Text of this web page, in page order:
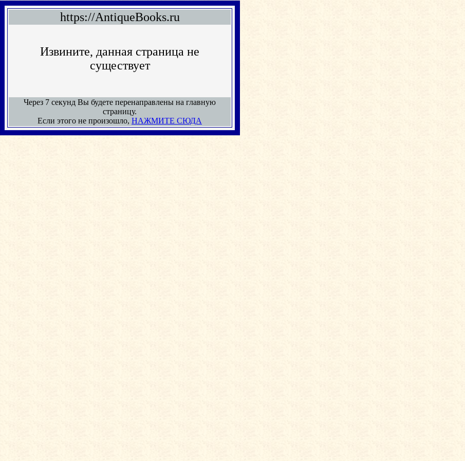
https://AntiqueBooks.ru
Извините, данная страница не
существует
Через 7 секунд Вы будете перенаправлены на главную
страницу.
Если этого не произошло, НАЖМИТЕ СЮДА